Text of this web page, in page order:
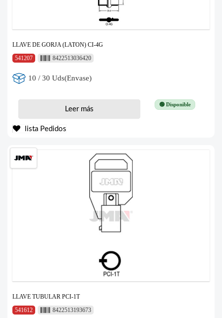
LLAVE DE GORJA (LATON) CI-4G
541207
8422513036420
10 / 30 Uds(Envase)
🟢 Disponible
Leer más
lista Pedidos
LLAVE TUBULAR PCI-1T
541612
8422513193673